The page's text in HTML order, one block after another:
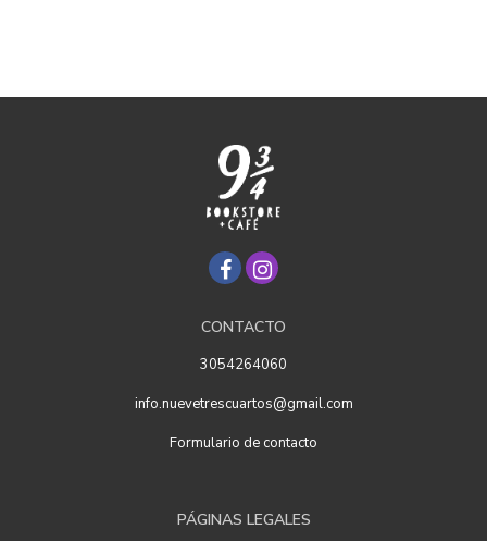
CONTACTO
3054264060
info.nuevetrescuartos@gmail.com
Formulario de contacto
PÁGINAS LEGALES